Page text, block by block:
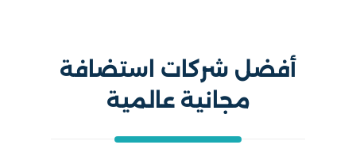
أفضل شركات استضافة
مجانية عالمية